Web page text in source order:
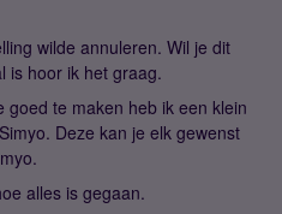
wilde annuleren. Wil je dit
is hoor ik het graag.
te maken heb ik een klein
Deze kan je elk gewenst
alles is gegaan.